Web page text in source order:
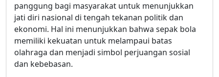
panggung bagi masyarakat untuk menunjukkan
jati diri nasional di tengah tekanan politik dan
ekonomi. Hal ini menunjukkan bahwa sepak bola
memiliki kekuatan untuk melampaui batas
olahraga dan menjadi simbol perjuangan sosial
dan kebebasan.